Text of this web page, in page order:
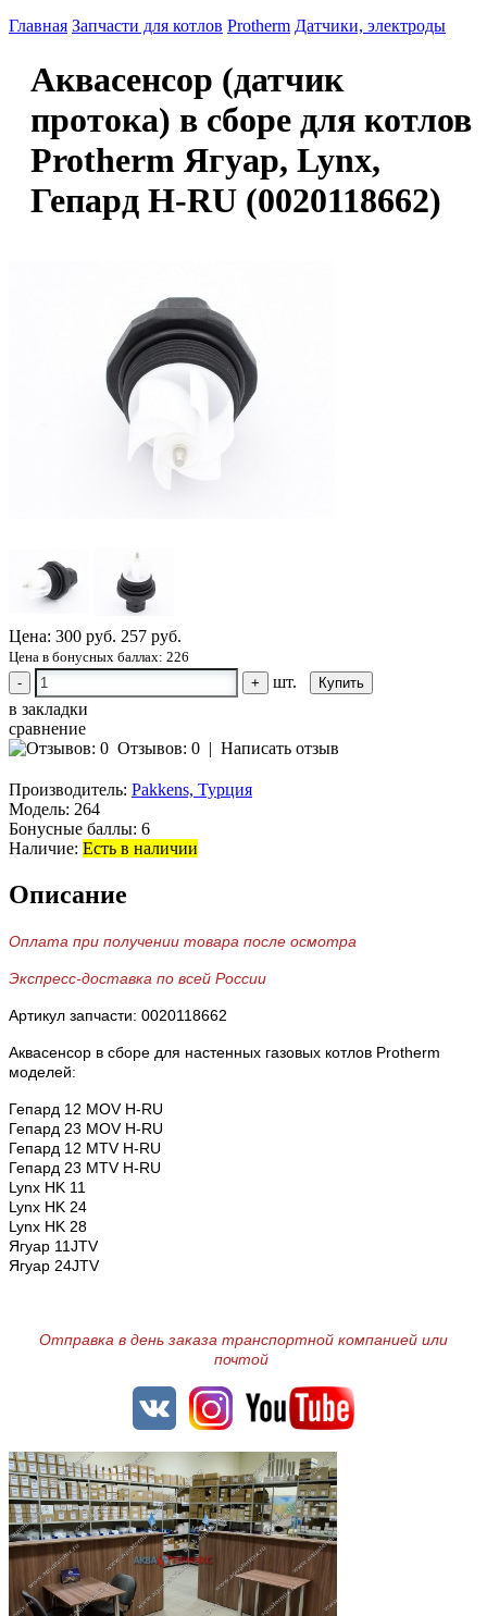
Главная Запчасти для котлов Protherm Датчики, электроды
Аквасенсор (датчик
протока) в сборе для котлов
Protherm Ягуар, Lynx,
Гепард H-RU (0020118662)
Цена: 300 руб. 257 руб.
Цена в бонусных баллах: 226
-
+
шт.
в закладки
сравнение
Отзывов: 0 | Написать отзыв
Производитель: Pakkens, Турция
Модель: 264
Бонусные баллы: 6
Наличие: Есть в наличии
Описание
Оплата при получении товара после осмотра
Экспресс-доставка по всей России
Артикул запчасти: 0020118662
Аквасенсор в сборе для настенных газовых котлов Protherm
моделей:
Гепард 12 MOV H-RU
Гепард 23 MOV H-RU
Гепард 12 MTV H-RU
Гепард 23 MTV H-RU
Lynx HK 11
Lynx HK 24
Lynx HK 28
Ягуар 11JTV
Ягуар 24JTV
Отправка в день заказа транспортной компанией или
почтой